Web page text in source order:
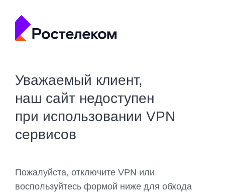
Уважаемый клиент,
наш сайт недоступен
при использовании VPN
сервисов
Пожалуйста, отключите VPN или
воспользуйтесь формой ниже для обхода